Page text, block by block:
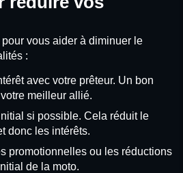
vous aider à diminuer le
:
avec votre prêteur. Un bon
meilleur allié.
si possible. Cela réduit le
donc les intérêts.
promotionnelles ou les réductions
de la moto.